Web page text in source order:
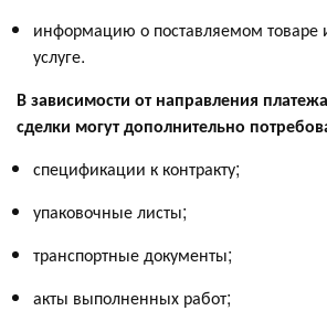
информацию о поставляемом товаре
услуге.
В зависимости от направления
сделки могут дополнительно
спецификации к контракту;
упаковочные листы;
транспортные документы;
акты выполненных работ;